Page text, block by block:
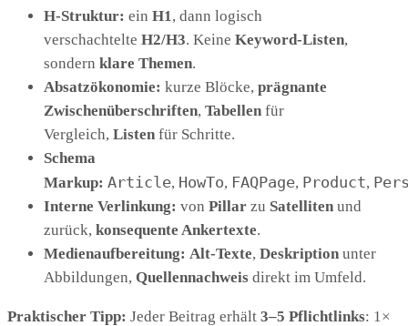
H-Struktur: ein H1, dann logisch
verschachtelte H2/H3. Keine Keyword-Listen,
sondern klare Themen.
Absatzökonomie: kurze Blöcke, prägnante
Zwischenüberschriften, Tabellen für
Vergleich, Listen für Schritte.
Schema
Markup: Article, HowTo, FAQPage, Product,
Interne Verlinkung: von Pillar zu Satelliten und
zurück, konsequente Ankertexte.
Medienaufbereitung: Alt-Texte, Deskription unter
Abbildungen, Quellennachweis direkt im Umfeld.
Praktischer Tipp: Jeder Beitrag erhält 3–5 Pflichtlinks: 1×